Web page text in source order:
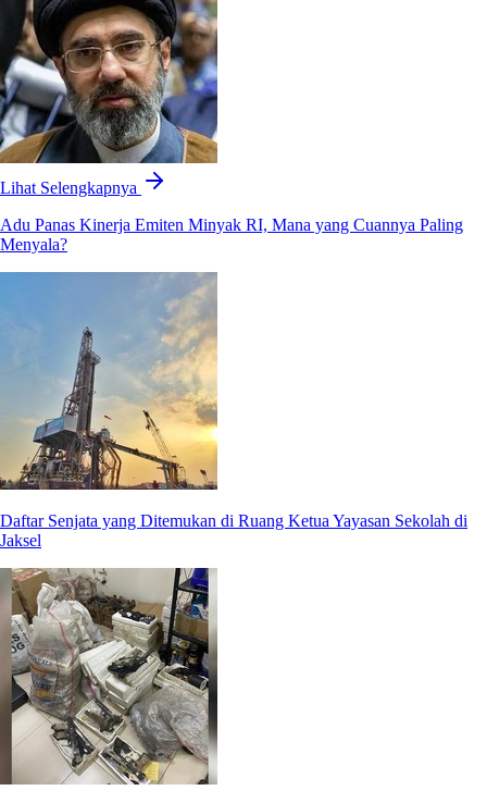
Lihat Selengkapnya
Adu Panas Kinerja Emiten Minyak RI, Mana yang Cuannya Paling
Menyala?
Daftar Senjata yang Ditemukan di Ruang Ketua Yayasan Sekolah di
Jaksel